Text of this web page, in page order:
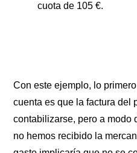
cuota de 105 €.
Con este ejemplo, lo
cuenta es que la factura del
contabilizarse, pero a modo
no hemos recibido la